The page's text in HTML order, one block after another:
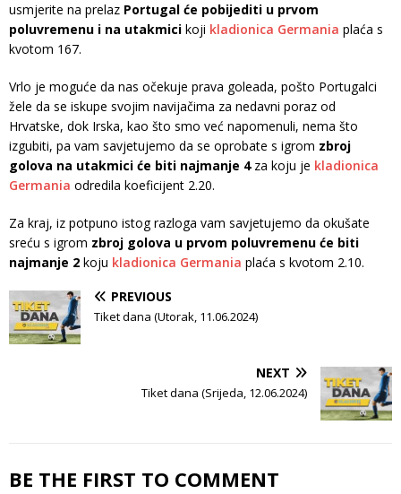
usmjerite na prelaz Portugal će pobijediti u prvom
poluvremenu i na utakmici koji kladionica Germania plaća s
kvotom 167.
Vrlo je moguće da nas očekuje prava goleada, pošto Portugalci
žele da se iskupe svojim navijačima za nedavni poraz od
Hrvatske, dok Irska, kao što smo već napomenuli, nema što
izgubiti, pa vam savjetujemo da se oprobate s igrom zbroj
golova na utakmici će biti najmanje 4za koju je kladionica
Germania odredila koeficijent 2.20.
Za kraj, iz potpuno istog razloga vam savjetujemo da okušate
sreću s igrom zbroj golova u prvom poluvremenu će biti
najmanje 2 koju kladionica Germania plaća s kvotom 2.10.
PREVIOUS
Tiket dana (Utorak, 11.06.2024)
NEXT
Tiket dana (Srijeda, 12.06.2024)
BE THE FIRST TO COMMENT